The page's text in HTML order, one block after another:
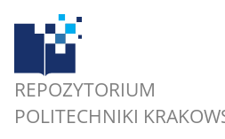
REPOZYTORIUM
POLITECHNIKI